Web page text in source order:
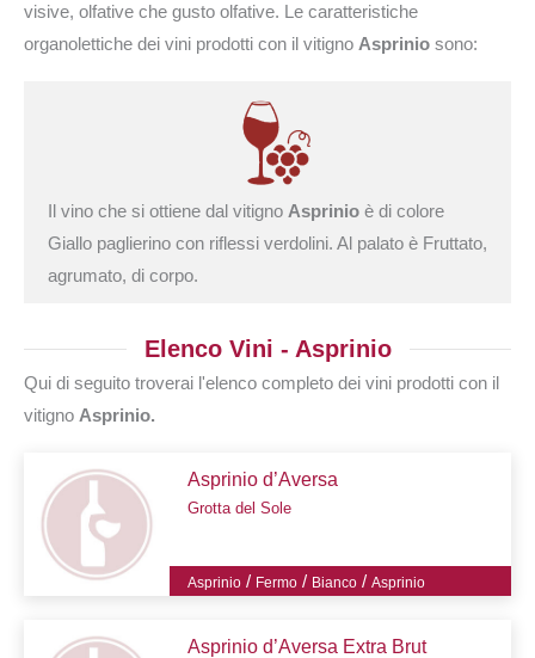
visive, olfative che gusto olfative. Le caratteristiche
organolettiche dei vini prodotti con il vitigno Asprinio sono:
Il vino che si ottiene dal vitigno Asprinio è di colore
Giallo paglierino con riflessi verdolini. Al palato è Fruttato,
agrumato, di corpo.
Elenco Vini - Asprinio
Qui di seguito troverai l'elenco completo dei vini prodotti con il
vitigno Asprinio.
Asprinio d’Aversa
Grotta del Sole
Asprinio / Fermo / Bianco /Asprinio
Asprinio d’Aversa Extra Brut